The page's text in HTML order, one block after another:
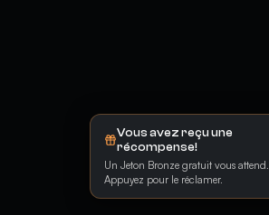
Vous avez reçu une
récompense!
Un Jeton Bronze gratuit vous attend.
Appuyez pour le réclamer.